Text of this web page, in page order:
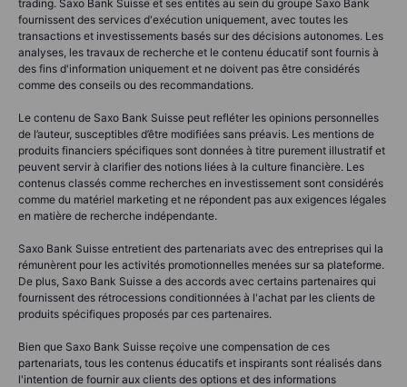
trading. Saxo Bank Suisse et ses entités au sein du groupe Saxo Bank
fournissent des services d'exécution uniquement, avec toutes les
transactions et investissements basés sur des décisions autonomes. Les
analyses, les travaux de recherche et le contenu éducatif sont fournis à
des fins d'information uniquement et ne doivent pas être considérés
comme des conseils ou des recommandations.
Le contenu de Saxo Bank Suisse peut refléter les opinions personnelles
de l’auteur, susceptibles d’être modifiées sans préavis. Les mentions de
produits financiers spécifiques sont données à titre purement illustratif et
peuvent servir à clarifier des notions liées à la culture financière. Les
contenus classés comme recherches en investissement sont considérés
comme du matériel marketing et ne répondent pas aux exigences légales
en matière de recherche indépendante.
Saxo Bank Suisse entretient des partenariats avec des entreprises qui la
rémunèrent pour les activités promotionnelles menées sur sa plateforme.
De plus, Saxo Bank Suisse a des accords avec certains partenaires qui
fournissent des rétrocessions conditionnées à l'achat par les clients de
produits spécifiques proposés par ces partenaires.
Bien que Saxo Bank Suisse reçoive une compensation de ces
partenariats, tous les contenus éducatifs et inspirants sont réalisés dans
l'intention de fournir aux clients des options et des informations